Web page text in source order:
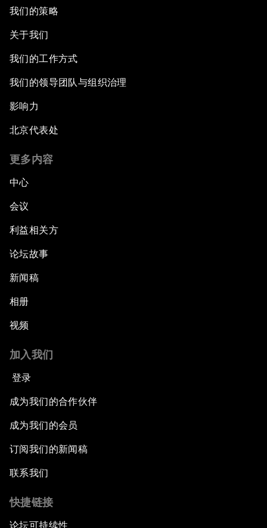
我们的策略
关于我们
我们的工作方式
我们的领导团队与组织治理
影响力
北京代表处
更多内容
中心
会议
利益相关方
论坛故事
新闻稿
相册
视频
加入我们
登录
成为我们的合作伙伴
成为我们的会员
订阅我们的新闻稿
联系我们
快捷链接
论坛可持续性